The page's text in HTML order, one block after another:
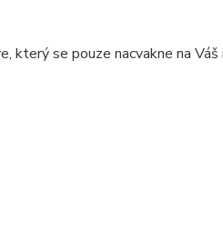
který se pouze nacvakne na Váš